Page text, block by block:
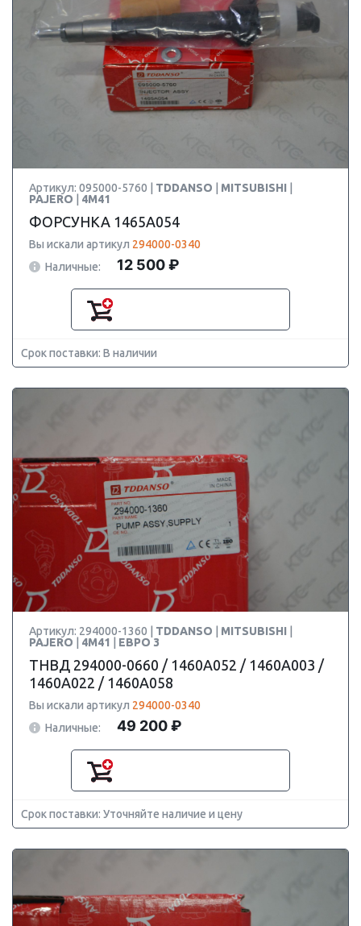
Артикул: 095000-5760 | TDDANSO MITSUBISHI
PAJERO
4M41
ФОРСУНКА 1465A054
Вы искали артикул 294000-0340
Наличные:
12 500 ₽
Срок поставки: В наличии
Артикул: 294000-1360 | TDDANSO MITSUBISHI
PAJERO
4M41 ЕВРО 3
ТНВД 294000-0660 / 1460A052 / 1460A003 /
1460A022 / 1460A058
Вы искали артикул 294000-0340
Наличные:
49 200 ₽
Срок поставки: Уточняйте наличие и цену